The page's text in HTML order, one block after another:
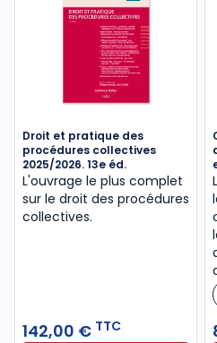
Droit et pratique des
procédures collectives
2025/2026. 13e éd.
L'ouvrage le plus complet
sur le droit des procédures
collectives.
142,00 € TTC